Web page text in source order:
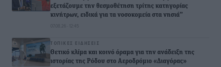
εξετάζουμε την θεσμοθέτηση τρίτης κατηγορίας
κινήτρων, ειδικά για τα νοσοκομεία στα νησιά”
07.08.26 · 12:45
ΤΟΠΙΚΈΣ ΕΙΔΉΣΕΙΣ
Θετικό κλίμα και κοινό όραμα για την ανάδειξη της
ιστορίας της Ρόδου στο Αεροδρόμιο «Διαγόρας»